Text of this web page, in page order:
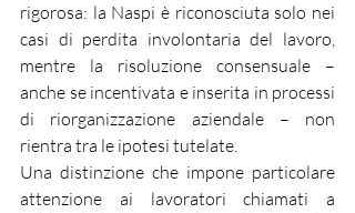
rigorosa: la Naspi è riconosciuta solo nei
casi di perdita involontaria del lavoro,
mentre la risoluzione consensuale –
anche se incentivata e inserita in processi
di riorganizzazione aziendale – non
rientra tra le ipotesi tutelate.
Una distinzione che impone particolare
attenzione ai lavoratori chiamati a